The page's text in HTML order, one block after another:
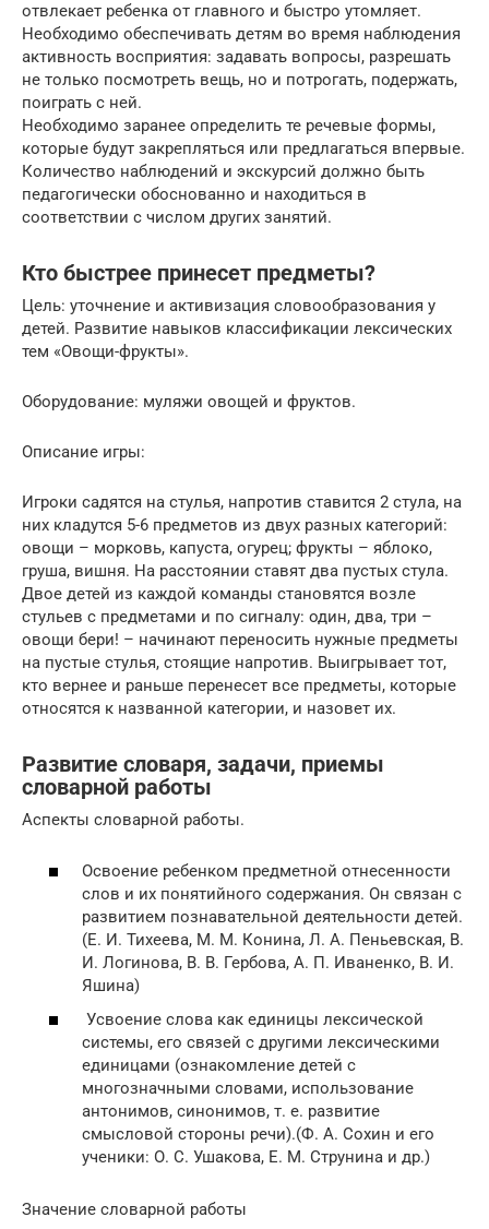
отвлекает ребенка от главного и быстро утомляет.
Необходимо обеспечивать детям во время наблюдения
активность восприятия: задавать вопросы, разрешать
не только посмотреть вещь, но и потрогать, подержать,
поиграть с ней.
Необходимо заранее определить те речевые формы,
которые будут закрепляться или предлагаться впервые.
Количество наблюдений и экскурсий должно быть
педагогически обоснованно и находиться в
соответствии с числом других занятий.
Кто быстрее принесет предметы?
Цель: уточнение и активизация словообразования у
детей. Развитие навыков классификации лексических
тем «Овощи-фрукты».
Оборудование: муляжи овощей и фруктов.
Описание игры:
Игроки садятся на стулья, напротив ставится 2 стула, на
них кладутся 5-6 предметов из двух разных категорий:
овощи – морковь, капуста, огурец; фрукты – яблоко,
груша, вишня. На расстоянии ставят два пустых стула.
Двое детей из каждой команды становятся возле
стульев с предметами и по сигналу: один, два, три –
овощи бери! – начинают переносить нужные предметы
на пустые стулья, стоящие напротив. Выигрывает тот,
кто вернее и раньше перенесет все предметы, которые
относятся к названной категории, и назовет их.
Развитие словаря, задачи, приемы
словарной работы
Аспекты словарной работы.
Освоение ребенком предметной отнесенности
слов и их понятийного содержания. Он связан с
развитием познавательной деятельности детей.
(Е. И. Тихеева, М. М. Конина, Л. А. Пеньевская, В.
И. Логинова, В. В. Гербова, А. П. Иваненко, В. И.
Яшина)
Усвоение слова как единицы лексической
системы, его связей с другими лексическими
единицами (ознакомление детей с
многозначными словами, использование
антонимов, синонимов, т. е. развитие
смысловой стороны речи).(Ф. А. Сохин и его
ученики: О. С. Ушакова, Е. М. Струнина и др.)
Значение словарной работы